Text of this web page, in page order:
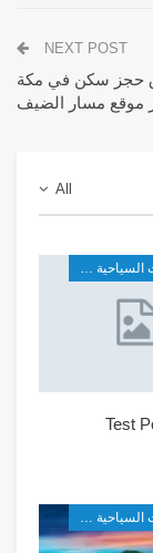
NEXT POST
حجز سكن في مكة
موقع مسار الضيف
All
أفضل الوجهات السياحية في شرق آسيا
Test
أفضل الوجهات السياحية في شرق آسيا